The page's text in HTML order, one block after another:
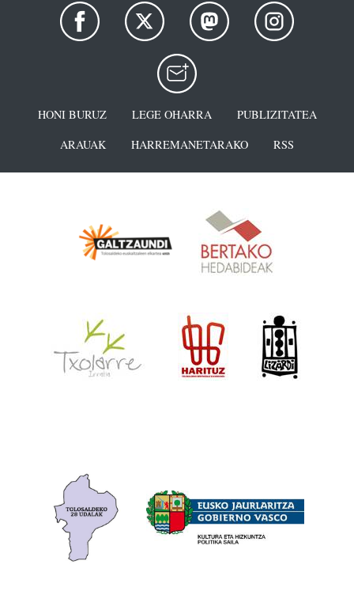
HONI BURUZ LEGE OHARRA
PUBLIZITATEA
ARAUAK
HARREMANETARAKO RSS